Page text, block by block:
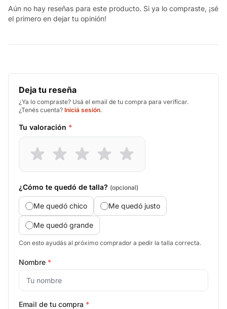
Aún no hay reseñas para este producto. Si ya lo compraste, ¡sé
el primero en dejar tu opinión!
Deja tu reseña
¿Ya lo compraste? Usá el email de tu compra para verificar.
¿Tenés cuenta? Iniciá sesión.
Tu valoración *
¿Cómo te quedó de talla? (opcional)
Me quedó chico Me quedó justo
Me quedó grande
Con esto ayudás al próximo comprador a pedir la talla correcta.
Nombre *
Email de tu compra *